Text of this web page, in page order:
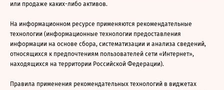
или продаже каких-либо активов.
На информационном ресурсе применяются рекомендательные
технологии (информационные технологии предоставления
информации на основе сбора, систематизации и анализа сведений,
относящихся к предпочтениям пользователей сети «Интернет»,
находящихся на территории Российской Федерации).
Правила применения рекомендательных технологий в виджетах